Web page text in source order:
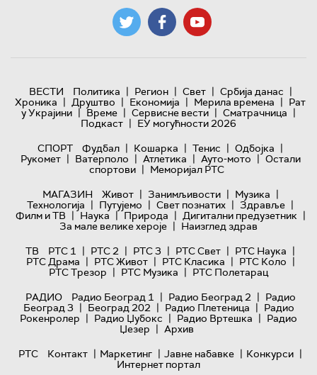
ВЕСТИ Политика | Регион | Свет | Србија данас |
Хроника | Друштво | Економија | Мерила времена | Рат
у Украјини | Време | Сервисне вести | Сматрачница |
Подкаст | ЕУ могућности 2026
СПОРТ
Фудбал | Кошарка | Тенис | Одбојка |
Рукомет | Ватерполо | Атлетика | Ауто-мото | Остали
спортови | Меморијал РТС
МАГАЗИН
Живот | Занимљивости | Музика |
Технологијa | Путујемо | Свет познатих | Здравље |
Филм и ТВ | Наука | Природа | Дигитални предузетник |
За мале велике хероје | Наизглед здрав
ТВ
РТС 1 | РТС 2 | РТС 3 | РТС Свет | РТС Наука |
РТС Драма | РТС Живот | РТС Класика | РТС Коло |
РТС Трезор | РТС Музика | РТС Полетарац
РАДИО
Радио Београд 1 | Радио Београд 2 | Радио
Београд 3 | Београд 202 | Радио Плетеница | Радио
Рокенролер | Радио Џубокс | Радио Вртешка | Радио
Џезер | Архив
РТС
Контакт | Маркетинг | Јавне набавке | Конкурси |
Интернет портал